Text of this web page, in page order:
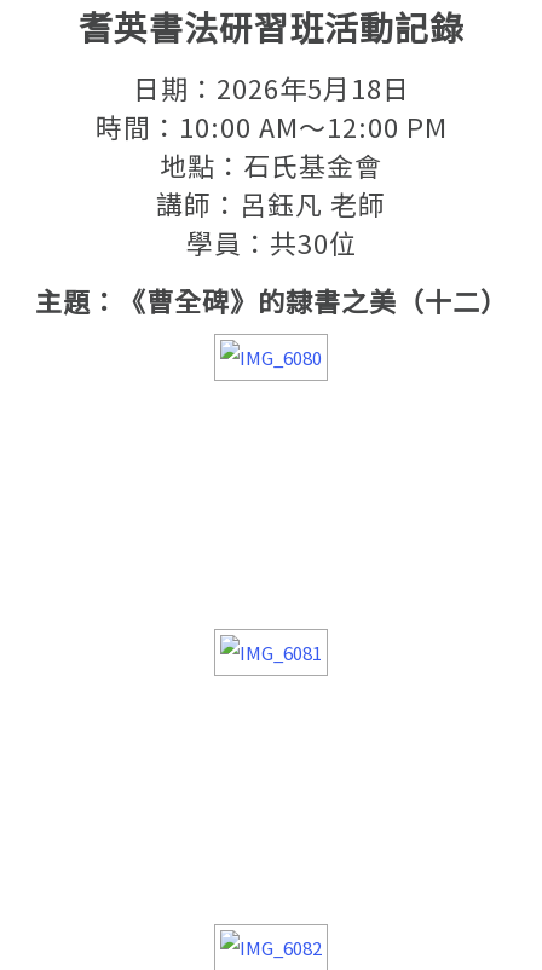
耆英書法研習班活動記錄
日期：2026年5月18日
時間：10:00 AM～12:00 PM
地點：石氏基金會
講師：呂鈺凡 老師
學員：共30位
主題：《曹全碑》的隸書之美（十二）